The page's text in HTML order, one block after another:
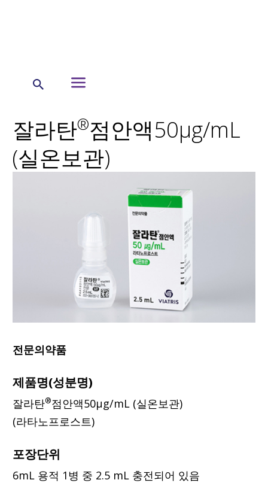
잘라탄점안액 50ug/ml
잘라탄®점안액50μg/mL
(실온보관)
전문의약품
제품명(성분명)
잘라탄®점안액50μg/mL (실온보관)
(라타노프로스트)
포장단위
6mL 용적 1병 중 2.5 mL 충전되어 있음